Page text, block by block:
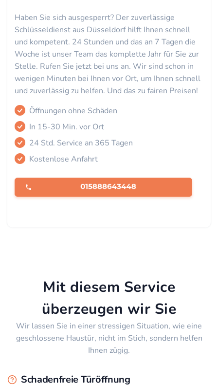
Haben Sie sich ausgesperrt? Der zuverlässige
Schlüsseldienst aus Düsseldorf hilft Ihnen schnell
und kompetent. 24 Stunden und das an 7 Tagen die
Woche ist unser Team das komplette Jahr für Sie zur
Stelle. Rufen Sie jetzt bei uns an. Wir sind schon in
wenigen Minuten bei Ihnen vor Ort, um Ihnen schnell
und zuverlässig zu helfen. Und das zu fairen Preisen!
Öffnungen ohne Schäden
In 15-30 Min. vor Ort
24 Std. Service an 365 Tagen
Kostenlose Anfahrt
Mit diesem Service
überzeugen wir Sie
Wir lassen Sie in einer stressigen Situation, wie eine
geschlossene Haustür, nicht im Stich, sondern helfen
Ihnen zügig.
Schadenfreie Türöffnung